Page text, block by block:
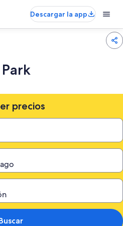
Descargar la app
precios